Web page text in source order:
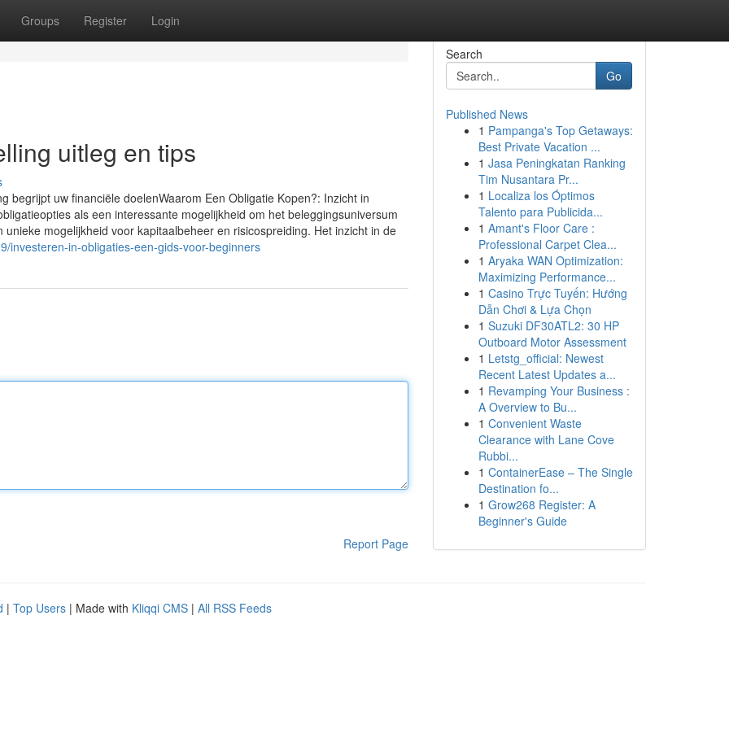
Groups Register Login
uitleg en tips
begrijpt uw financiële doelenWaarom Een Obligatie Kopen?: Inzicht in
als een interessante mogelijkheid om het beleggingsuniversum
mogelijkheid voor kapitaalbeheer en risicospreiding. Het inzicht in de
investeren-in-obligaties-een-gids-voor-beginners
Report Page
Search
Go
Published News
1 Pampanga's Top Getaways:
Best Private Vacation ...
1 Jasa Peningkatan Ranking
Tim Nusantara Pr...
1 Localiza los Óptimos
Talento para Publicida...
1 Amant's Floor Care :
Professional Carpet Clea...
1 Aryaka WAN Optimization:
Maximizing Performance...
1 Casino Trực Tuyến: Hướng
Dẫn Chơi & Lựa Chọn
1 Suzuki DF30ATL2: 30 HP
Outboard Motor Assessment
1 Letstg_official: Newest
Recent Latest Updates a...
1 Revamping Your Business :
A Overview to Bu...
1 Convenient Waste
Clearance with Lane Cove
Rubbi...
1 ContainerEase – The Single
Destination fo...
1 Grow268 Register: A
Beginner's Guide
| Top Users | Made with Kliqqi CMS | All RSS Feeds